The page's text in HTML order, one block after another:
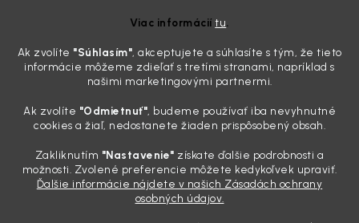
Viac informáciítu.
Ak zvolíte "Súhlasím", akceptujete a súhlasíte s tým, že tieto
informácie môžeme zdieľať s tretími stranami, napríklad s
našimi marketingovými partnermi.
Ak zvolíte "Odmietnuť", budeme používať iba nevyhnutné
cookies a žiaľ, nedostanete žiaden prispôsobený obsah.
Zakliknutím "Nastavenie" získate ďalšie podrobnosti a
možnosti. Zvolené preferencie môžete kedykoľvek upraviť.
Ďalšie informácie nájdete v našich Zásadách ochrany
osobných údajov.
Sobotné ráno, káva v ruke a pred vami zaprášená kapota. Pre
niekoho nuda, pre nás najlepší relax. Lenže keď si v košíku spočítate
všetky tie fľaštičky, šampóny a utierky, výsledná suma vie poriadne
pokaziť náladu. Dobrá správa je, že aj profi výbava ...
Zabudnite na šmuhy: 7 overených vychytávok, ktoré z
28.7.2026
Poznáte ten pocit. Sobota ráno, slnko sa oprie do laku a vy namiesto
radosti vidíte len šedý povlak, zaschnuté kvapky a kolesá čierne od